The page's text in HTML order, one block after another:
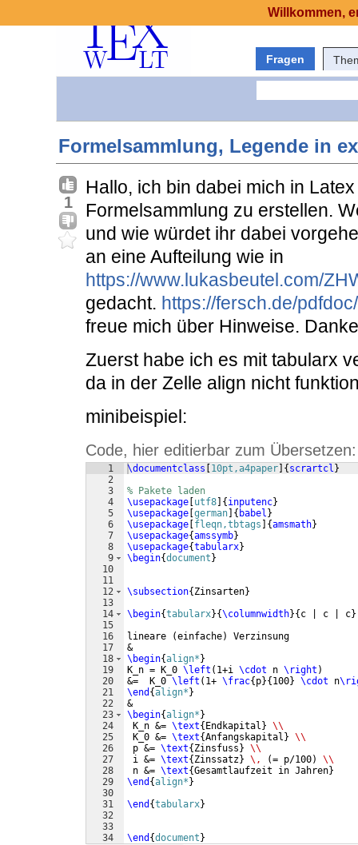
Fragen
Formelsammlung, Legende in
1
Hallo, ich bin dabei mich in
Formelsammlung zu erstellen.
und wie würdet ihr dabei
an eine Aufteilung wie in
https://www.lukasbeutel.com/
gedacht. https://fersch.de/
freue mich über Hinweise.
Zuerst habe ich es mit tabularx
da in der Zelle align nicht
minibeispiel:
Code, hier editierbar zum Übersetzen:
1
2
3
4
5
6
7
8
9
10
11
12
13
14
15
16
17
18
19
20
21
22
23
24
25
26
27
28
29
30
31
32
33
34
\documentclass 10pt,a4paper { scrartcl }
% Pakete laden
\usepackage utf8 { inputenc}
\usepackage german { babel }
\usepackage fleqn,tbtags {amsmath}
\usepackage{amssymb}
\usepackage{tabularx}
\begin{document }
\subsection{ Zinsarten}
\begin{tabularx}{\columnwidth}{ c | c | c}
lineare
(einfache)
Verzinsung
&
\begin{align* }
K_n = K_0 \left ( 1+i \cdot n \right )
&=  K_0 \left ( 1+ \frac{ p}{ 100} \cdot n
\end {align* }
&
\begin{align* }
K_n &= \text{ Endkapital } \\
K_0 &= \text{Anfangskapital } \\
p &= \text{ Zinsfuss } \\
i &= \text{ Zinssatz} \, (= p/100)
\\
n &= \text{Gesamtlaufzeit in Jahren}
\end {align* }
\end {tabularx}
\end {document }
Willkommen,